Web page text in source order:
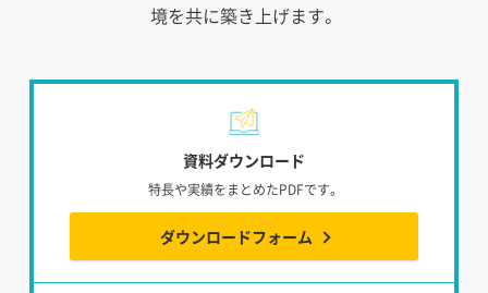
境を共に築き上げます。
資料ダウンロード
特長や実績をまとめたPDFです。
ダウンロードフォーム